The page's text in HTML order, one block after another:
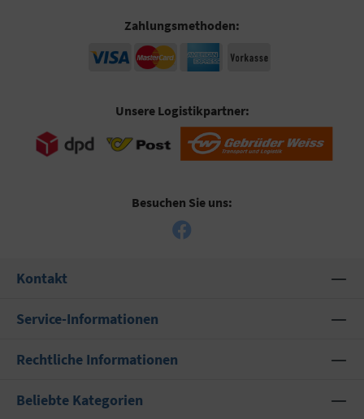
Zahlungsmethoden:
Unsere Logistikpartner:
Besuchen Sie uns:
Kontakt
Service-Informationen
Rechtliche Informationen
Beliebte Kategorien